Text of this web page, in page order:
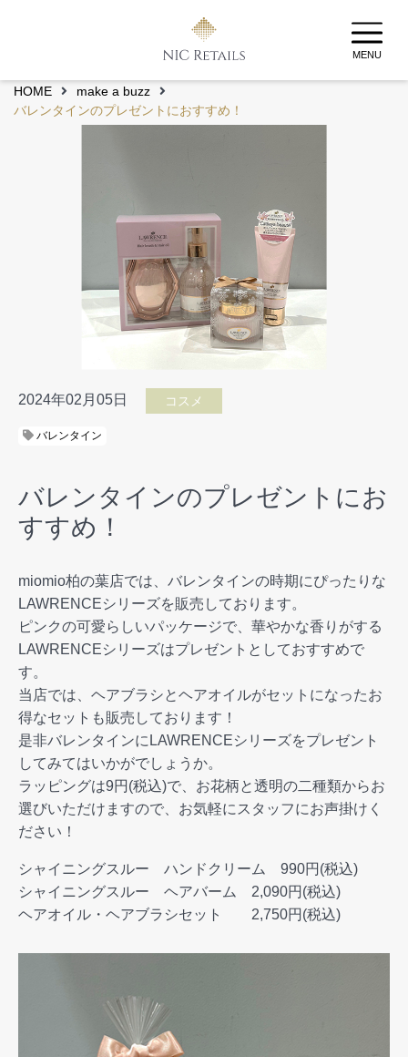
MENU
HOME
make a buzz
バレンタインのプレゼントにおすすめ！
2024年02月05日 コスメ
バレンタイン
バレンタインのプレゼントにお
すすめ！
miomio柏の葉店では、バレンタインの時期にぴったりな
LAWRENCEシリーズを販売しております。
ピンクの可愛らしいパッケージで、華やかな香りがする
LAWRENCEシリーズはプレゼントとしておすすめで
す。
当店では、ヘアブラシとヘアオイルがセットになったお
得なセットも販売しております！
是非バレンタインにLAWRENCEシリーズをプレゼント
してみてはいかがでしょうか。
ラッピングは9円(税込)で、お花柄と透明の二種類からお
選びいただけますので、お気軽にスタッフにお声掛けく
ださい！
シャイニングスルー ハンドクリーム 990円(税込)
シャイニングスルー ヘアバーム 2,090円(税込)
ヘアオイル・ヘアブラシセット 2,750円(税込)